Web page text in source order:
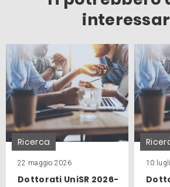
Ricerca
22 maggio 2026
Dottorati UniSR 2026-
10